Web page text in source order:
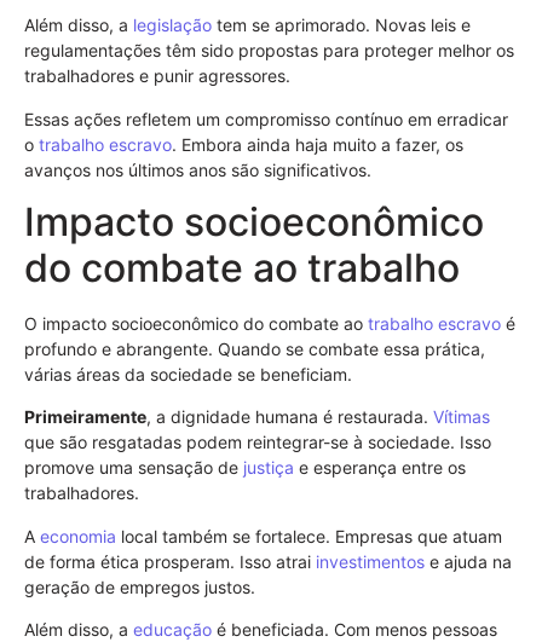
Além disso, a legislação tem se aprimorado. Novas leis e
regulamentações têm sido propostas para proteger melhor os
trabalhadores e punir agressores.
Essas ações refletem um compromisso contínuo em erradicar
o trabalho escravo. Embora ainda haja muito a fazer, os
avanços nos últimos anos são significativos.
Impacto socioeconômico
do combate ao trabalho
O impacto socioeconômico do combate ao trabalho escravo é
profundo e abrangente. Quando se combate essa prática,
várias áreas da sociedade se beneficiam.
Primeiramente, a dignidade humana é restaurada. Vítimas
que são resgatadas podem reintegrar-se à sociedade. Isso
promove uma sensação de justiça e esperança entre os
trabalhadores.
A economia local também se fortalece. Empresas que atuam
de forma ética prosperam. Isso atrai investimentos e ajuda na
geração de empregos justos.
Além disso, a educação é beneficiada. Com menos pessoas